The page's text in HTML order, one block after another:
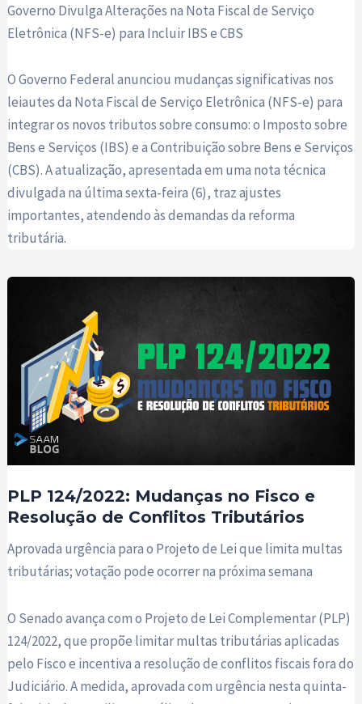
Governo Divulga Alterações na Nota Fiscal de Serviço
Eletrônica (NFS-e) para Incluir IBS e CBS
O Governo Federal anunciou mudanças significativas nos
leiautes da Nota Fiscal de Serviço Eletrônica (NFS-e) para
integrar os novos tributos sobre consumo: o Imposto sobre
Bens e Serviços (IBS) e a Contribuição sobre Bens e Serviços
(CBS). A atualização, apresentada em uma nota técnica
divulgada na última sexta-feira (6), traz ajustes
importantes, atendendo às demandas da reforma
tributária.
PLP 124/2022: Mudanças no Fisco e
Resolução de Conflitos Tributários
Aprovada urgência para o Projeto de Lei que limita multas
tributárias; votação pode ocorrer na próxima semana
O Senado avança com o Projeto de Lei Complementar (PLP)
124/2022, que propõe limitar multas tributárias aplicadas
pelo Fisco e incentiva a resolução de conflitos fiscais fora do
Judiciário. A medida, aprovada com urgência nesta quinta-